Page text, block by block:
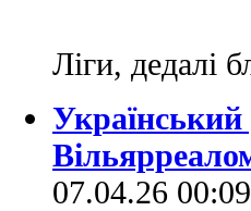
Ліги, дедалі
07.04.26 00:09